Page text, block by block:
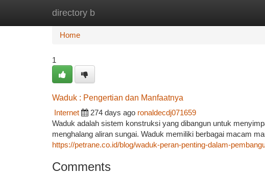
directory b
Home
Home
1
Waduk : Pengertian dan Manfaatnya
Internet
274 days ago ronaldecdj071659
Waduk adalah sistem konstruksi yang dibangun untuk
menghalang aliran sungai. Waduk memiliki berbagai macam
https://petrane.co.id/blog/waduk-peran-penting-dalam-
Comments